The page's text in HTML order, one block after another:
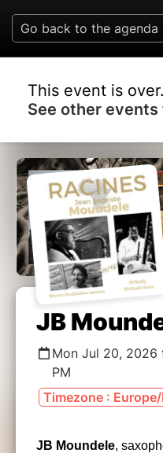
Go back to the agenda
This event is over.
See other
JB
Mon Jul 20, 2026
PM
Timezone :
JB Moundele,